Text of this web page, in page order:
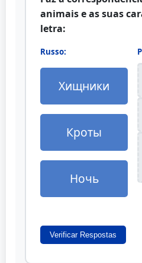
animais e as suas
letra:
Russo:
Хищники
Кроты
Ночь
Verificar Respostas